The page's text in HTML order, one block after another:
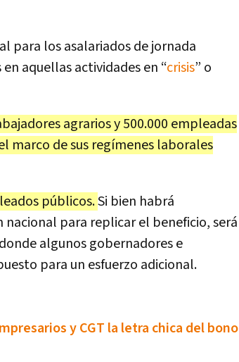
para los asalariados de jornada
aquellas actividades en “crisis” o
agrarios y 500.000 empleadas
marco de sus regímenes laborales
públicos.Si bien habrá
para replicar el beneficio, será
algunos gobernadores e
para un esfuerzo adicional.
y CGT la letra chica del bono